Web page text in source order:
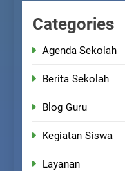
Categories
Agenda Sekolah
Berita Sekolah
Blog Guru
Kegiatan Siswa
Layanan